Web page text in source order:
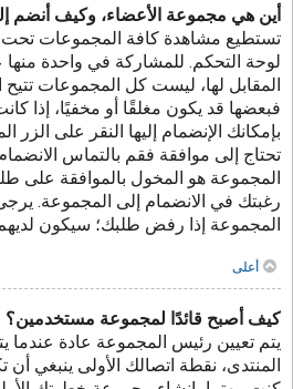
أين هي مجموعة الأعضاء، وكيف أنضم
تستطيع مشاهدة كافة المجموعات تحت
لوحة التحكم. للمشاركة في واحدة
المقابل لها، ليست كل المجموعات تتيح
فبعضها قد يكون مغلقًا أو مخفيًا، إذا
بإمكانك الإنضمام إليها النقر على الزر
تحتاج إلى موافقة فقم بالتماس
المجموعة هو المخول بالموافقة
رغبتك في الانضمام إلى المجموعة.
المجموعة إذا رفض طلبك؛ سيكون
أعلى
كيف أصبح قائدًا لمجموعة مستخدمين؟
يتم تعيين رئيس المجموعة عادة عندما
المنتدى، نقطة اتصالك الأولى ينبغي